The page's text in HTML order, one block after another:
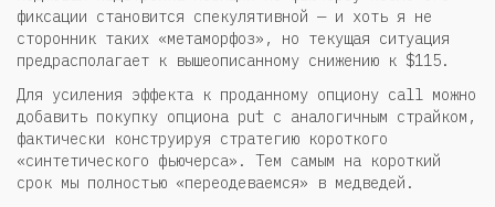
фиксации становится спекулятивной — и хоть я не
сторонник таких «метаморфоз», но текущая ситуация
предрасполагает к вышеописанному снижению к $115.
Для усиления эффекта к проданному опциону call можно
добавить покупку опциона put с аналогичным страйком,
фактически конструируя стратегию короткого
«синтетического фьючерса». Тем самым на короткий
срок мы полностью «переодеваемся» в медведей.